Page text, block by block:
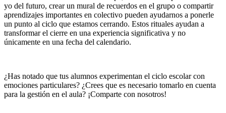
yo del futuro, crear un mural de recuerdos en el grupo o compartir
aprendizajes importantes en colectivo pueden ayudarnos a ponerle
un punto al ciclo que estamos cerrando. Estos rituales ayudan a
transformar el cierre en una experiencia significativa y no
únicamente en una fecha del calendario.
¿Has notado que tus alumnos experimentan el ciclo escolar con
emociones particulares? ¿Crees que es necesario tomarlo en cuenta
para la gestión en el aula? ¡Comparte con nosotros!